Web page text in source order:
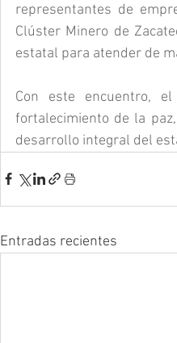
representantes de
Clúster Minero de
estatal para atender de
Con este encuentro,
fortalecimiento de la
desarrollo integral del
Entradas recientes